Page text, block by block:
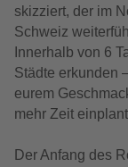
skizziert, der im
Schweiz
Innerhalb von 6
Städte erkunden
eurem
mehr Zeit
Der Anfang des